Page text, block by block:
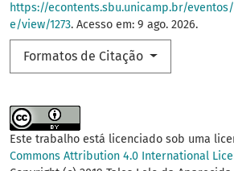
https://econtents.sbu.unicamp.br/
e/view/1273. Acesso em: 9 ago. 2026.
Formatos de Citação
Este trabalho está licenciado sob uma
Commons Attribution 4.0 International